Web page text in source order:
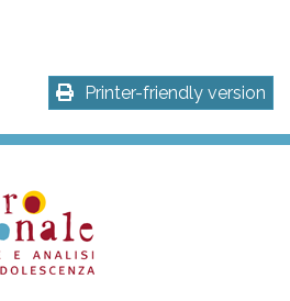
Printer-friendly version